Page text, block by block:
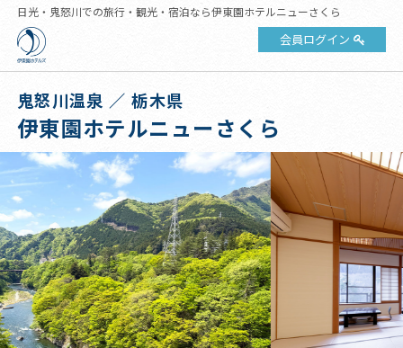
日光・鬼怒川での旅行・観光・宿泊なら伊東園ホテルニューさくら
会員ログイン
鬼怒川温泉 ／ 栃木県
伊東園ホテルニューさくら